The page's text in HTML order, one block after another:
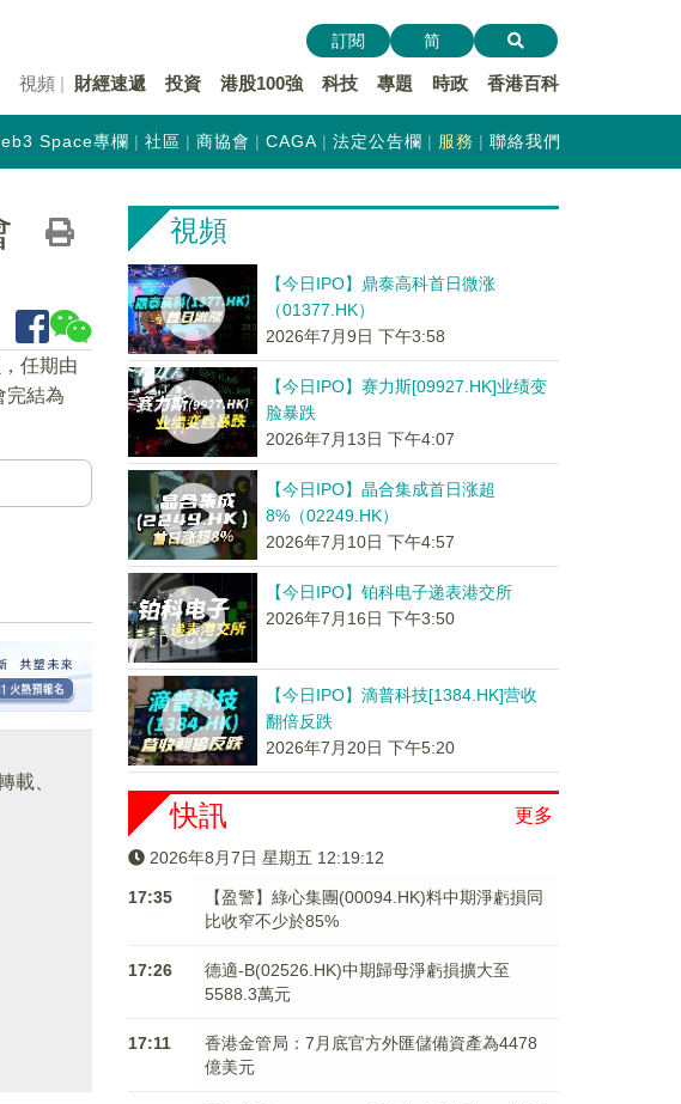
視頻 財經速遞 投資 港股100強 科技 專題 時政 香港百科
訂閱 简
Space專欄 社區 商協會 CAGA 法定公告欄 服務 聯絡我們
任期由
完結為
載、
視頻
【今日IPO】鼎泰高科首日微涨
（01377.HK）
2026年7月9日 下午3:58
【今日IPO】赛力斯[09927.HK]业绩变
脸暴跌
2026年7月13日 下午4:07
【今日IPO】晶合集成首日涨超
8%（02249.HK）
2026年7月10日 下午4:57
【今日IPO】铂科电子递表港交所
2026年7月16日 下午3:50
【今日IPO】滴普科技[1384.HK]营收
翻倍反跌
2026年7月20日 下午5:20
更多
快訊
2026年8月7日 星期五 12:19:12
17:35
【盈警】綠心集團(00094.HK)料中期淨虧損同
比收窄不少於85%
17:26
德適-B(02526.HK)中期歸母淨虧損擴大至
5588.3萬元
17:11
香港金管局：7月底官方外匯儲備資產為4478
億美元